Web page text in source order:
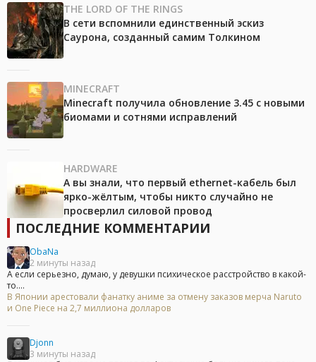
THE LORD OF THE RINGS
В сети вспомнили единственный эскиз
Саурона, созданный самим Толкином
MINECRAFT
Minecraft получила обновление 3.45 с новыми
биомами и сотнями исправлений
HARDWARE
А вы знали, что первый ethernet-кабель был
ярко-жёлтым, чтобы никто случайно не
просверлил силовой провод
ПОСЛЕДНИЕ КОММЕНТАРИИ
ObaNa
2 минуты назад
А если серьезно, думаю, у девушки психическое расстройство в какой-
то....
В Японии арестовали фанатку аниме за отмену заказов мерча Naruto
и One Piece на 2,7 миллиона долларов
Djonn
3 минуты назад